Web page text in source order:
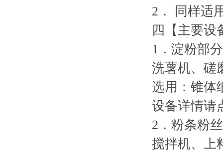
2 ．
同样适
四【主要设
1 ．淀粉部
洗薯机、磋
选用：锥体
设备详情请
2 ．粉条粉
搅拌机、上